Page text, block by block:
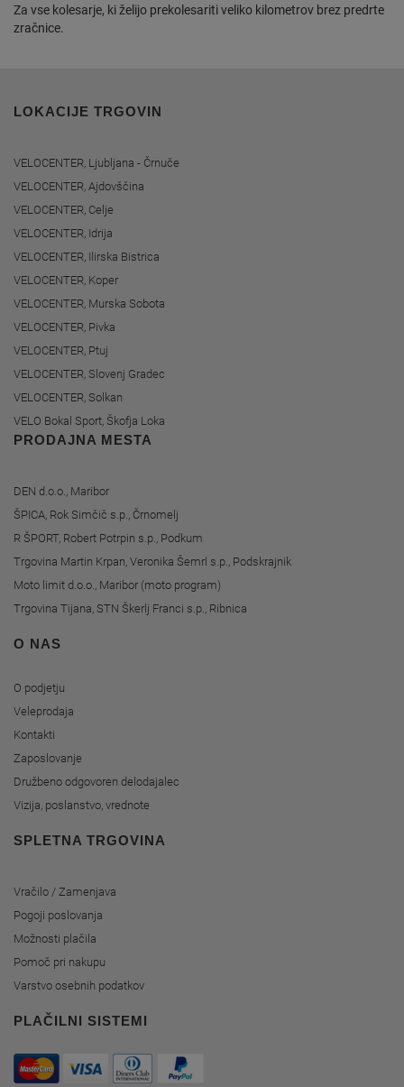
Za vse kolesarje, ki želijo prekolesariti veliko kilometrov brez predrte
zračnice.
LOKACIJE TRGOVIN
VELOCENTER, Ljubljana - Črnuče
VELOCENTER, Ajdovščina
VELOCENTER, Celje
VELOCENTER, Idrija
VELOCENTER, Ilirska Bistrica
VELOCENTER, Koper
VELOCENTER, Murska Sobota
VELOCENTER, Pivka
VELOCENTER, Ptuj
VELOCENTER, Slovenj Gradec
VELOCENTER, Solkan
VELO Bokal Sport, Škofja Loka
PRODAJNA MESTA
DEN d.o.o., Maribor
ŠPICA, Rok Simčič s.p., Črnomelj
R ŠPORT, Robert Potrpin s.p., Podkum
Trgovina Martin Krpan, Veronika Šemrl s.p., Podskrajnik
Moto limit d.o.o., Maribor (moto program)
Trgovina Tijana, STN Škerlj Franci s.p., Ribnica
O NAS
O podjetju
Veleprodaja
Kontakti
Zaposlovanje
Družbeno odgovoren delodajalec
Vizija, poslanstvo, vrednote
SPLETNA TRGOVINA
Vračilo / Zamenjava
Pogoji poslovanja
Možnosti plačila
Pomoč pri nakupu
Varstvo osebnih podatkov
PLAČILNI SISTEMI